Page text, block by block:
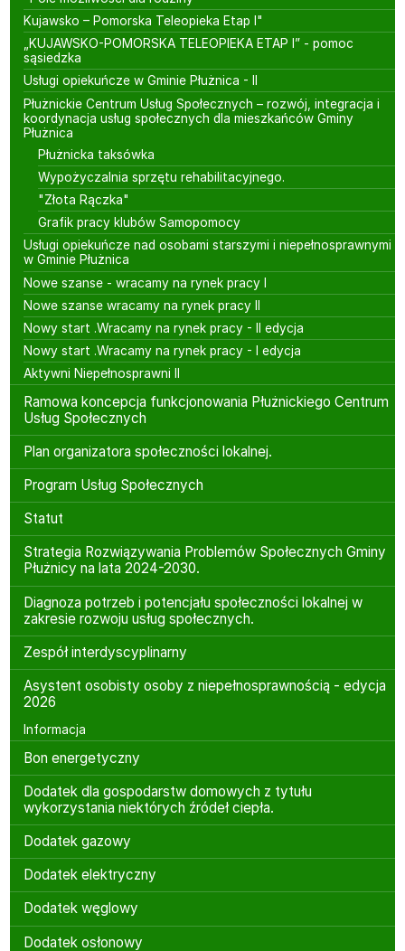
Kujawsko – Pomorska Teleopieka Etap I"
„KUJAWSKO-POMORSKA TELEOPIEKA ETAP I” - pomoc
sąsiedzka
Usługi opiekuńcze w Gminie Płużnica - II
Płużnickie Centrum Usług Społecznych – rozwój, integracja i
koordynacja usług społecznych dla mieszkańców Gminy
Płużnica
Płużnicka taksówka
Wypożyczalnia sprzętu rehabilitacyjnego.
"Złota Rączka"
Grafik pracy klubów Samopomocy
Usługi opiekuńcze nad osobami starszymi i niepełnosprawnymi
w Gminie Płużnica
Nowe szanse - wracamy na rynek pracy I
Nowe szanse wracamy na rynek pracy II
Nowy start .Wracamy na rynek pracy - II edycja
Nowy start .Wracamy na rynek pracy - I edycja
Aktywni Niepełnosprawni II
Ramowa koncepcja funkcjonowania Płużnickiego Centrum
Usług Społecznych
Plan organizatora społeczności lokalnej.
Program Usług Społecznych
Statut
Strategia Rozwiązywania Problemów Społecznych Gminy
Płużnicy na lata 2024-2030.
Diagnoza potrzeb i potencjału społeczności lokalnej w
zakresie rozwoju usług społecznych.
Zespół interdyscyplinarny
Asystent osobisty osoby z niepełnosprawnością - edycja
2026
Informacja
Bon energetyczny
Dodatek dla gospodarstw domowych z tytułu
wykorzystania niektórych źródeł ciepła.
Dodatek gazowy
Dodatek elektryczny
Dodatek węglowy
Dodatek osłonowy